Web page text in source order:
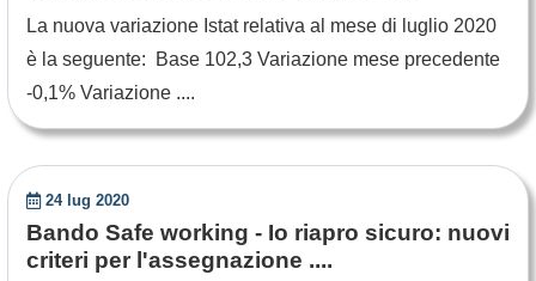
La nuova variazione Istat relativa al mese di luglio 2020
è la seguente: Base 102,3 Variazione mese precedente
-0,1% Variazione ....
24 lug 2020
Bando Safe working - Io riapro sicuro: nuovi
criteri per l'assegnazione ....